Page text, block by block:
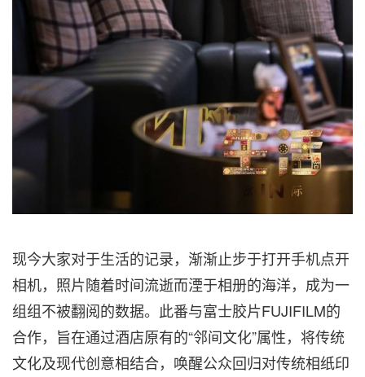
现今大家对于生活的记录，渐渐止步于打开手机点开
相机，照片随着时间流逝而湮于相册的海洋，成为一
组组不被翻阅的数据。此番与富士胶片FUJIFILM的
合作，旨在通过酒店原有的“邻间文化”属性，将传统
文化及现代创意相结合，唤醒公众回归对传统相纸印